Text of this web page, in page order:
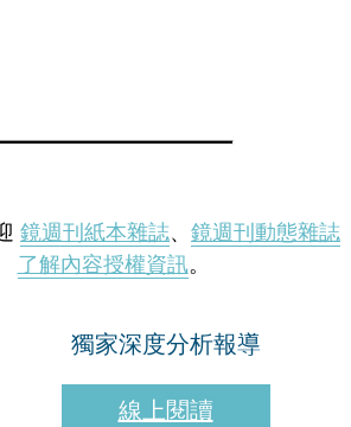
鏡週刊紙本雜誌、 鏡週刊動態雜誌
了解內容授權資訊。
獨家深度分析報導
線上閱讀